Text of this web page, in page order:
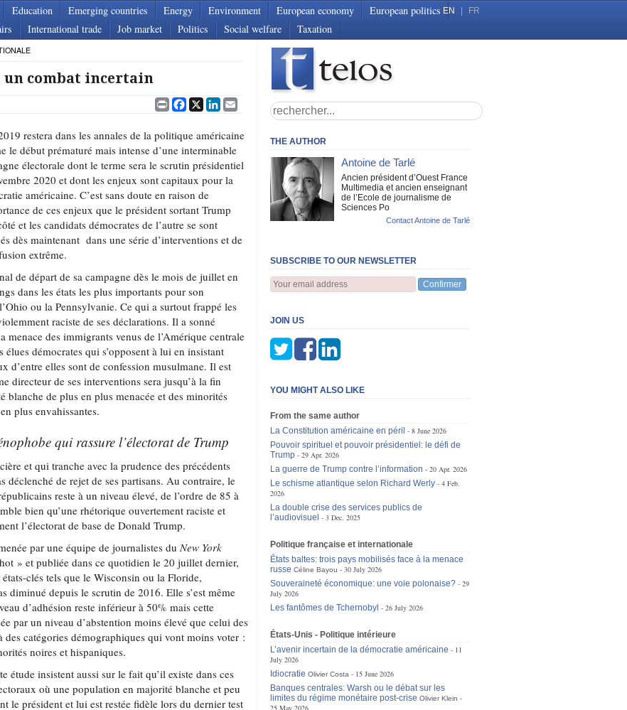
Education Emerging countries Energy Environment European economy
European politics
International trade Job market Politics Social welfare Taxation
EN FR
un combat incertain
PrintFacebook
X LinkedIn
Email
restera dans les annales de la politique américaine
le début prématuré mais intense d’une interminable
électorale dont le terme sera le scrutin présidentiel
2020 et dont les enjeux sont capitaux pour la
américaine. C’est sans doute en raison de
de ces enjeux que le président sortant Trump
et les candidats démocrates de l’autre se sont
dès maintenant dans une série d’interventions et de
extrême.
de départ de sa campagne dès le mois de juillet en
dans les états les plus importants pour son
ou la Pennsylvanie. Ce qui a surtout frappé les
raciste de ses déclarations. Il a sonné
menace des immigrants venus de l’Amérique centrale
démocrates qui s’opposent à lui en insistant
d’entre elles sont de confession musulmane. Il est
directeur de ses interventions sera jusqu’à la fin
blanche de plus en plus menacée et des minorités
plus envahissantes.
qui rassure l’électorat de Trump
et qui tranche avec la prudence des précédents
déclenché de rejet de ses partisans. Au contraire, le
reste à un niveau élevé, de l’ordre de 85 à
bien qu’une rhétorique ouvertement raciste et
l’électorat de base de Donald Trump.
par une équipe de journalistes duNew York
» et publiée dans ce quotidien le 20 juillet dernier,
clés tels que le Wisconsin ou la Floride,
diminué depuis le scrutin de 2016. Elle s’est même
d’adhésion reste inférieur à 50% mais cette
par un niveau d’abstention moins élevé que celui des
des catégories démographiques qui vont moins voter :
noires et hispaniques.
étude insistent aussi sur le fait qu’il existe dans ces
où une population en majorité blanche et peu
le président et lui est restée fidèle lors du dernier test
THE AUTHOR
Antoine de Tarlé
Ancien président d’Ouest France
Multimedia et ancien enseignant
de l’Ecole de journalisme de
Sciences Po
Contact Antoine de Tarlé
SUBSCRIBE TO OUR NEWSLETTER
Confirmer
JOIN US
YOU MIGHT ALSO LIKE
From the same author
La Constitution américaine en péril
8 June 2026
Pouvoir spirituel et pouvoir présidentiel: le défi de
Trump
29 Apr. 2026
La guerre de Trump contre l’information
20 Apr. 2026
Le schisme atlantique selon Richard Werly
4 Feb.
2026
La double crise des services publics de
l’audiovisuel
3 Dec. 2025
Politique française et internationale
États baltes: trois pays mobilisés face à la menace
russe Céline Bayou
30 July 2026
Souveraineté économique: une voie polonaise?
29
July 2026
Les fantômes de Tchernobyl
26 July 2026
États-Unis - Politique intérieure
L’avenir incertain de la démocratie américaine
11
July 2026
Idiocratie Olivier Costa
15 June 2026
Banques centrales: Warsh ou le débat sur les
limites du régime monétaire post-crise Olivier Klein
25 May 2026